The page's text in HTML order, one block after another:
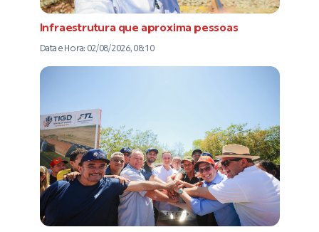
Infraestrutura que aproxima pessoas
Data e Hora: 02/08/2026, 08:10